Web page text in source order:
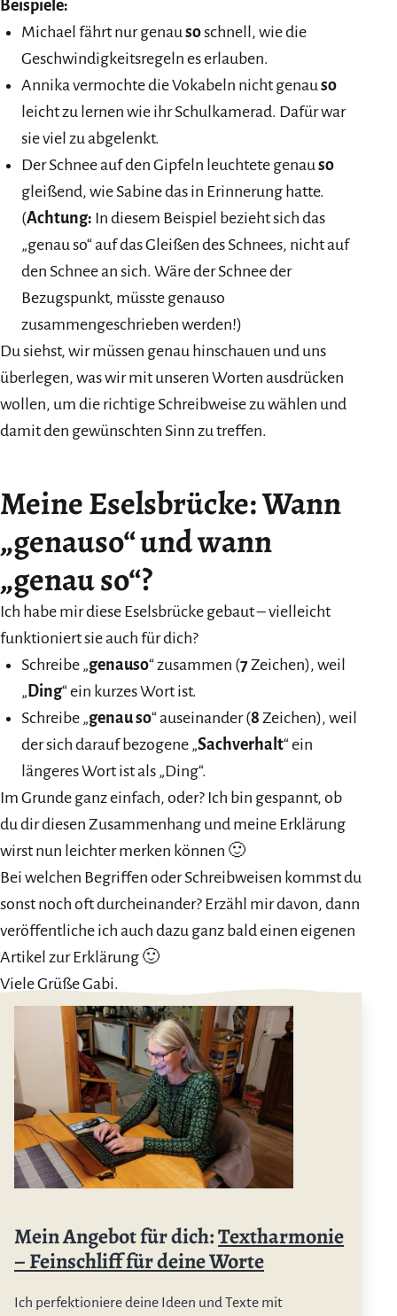
Beispiele:
Michael fährt nur genausoschnell, wie die
Geschwindigkeitsregeln es erlauben.
Annika vermochte die Vokabeln nicht genauso
leicht zu lernen wie ihr Schulkamerad. Dafür war
sie viel zu abgelenkt.
Der Schnee auf den Gipfeln leuchtete genauso
gleißend, wie Sabine das in Erinnerung hatte.
(Achtung: In diesem Beispiel bezieht sich das
„genau so“ auf das Gleißen des Schnees, nicht auf
den Schnee an sich. Wäre der Schnee der
Bezugspunkt, müsste genauso
zusammengeschrieben werden!)
Du siehst, wir müssen genau hinschauen und uns
überlegen, was wir mit unseren Worten ausdrücken
wollen, um die richtige Schreibweise zu wählen und
damit den gewünschten Sinn zu treffen.
Meine Eselsbrücke: Wann
„genauso“ und wann
„genau so“?
Ich habe mir diese Eselsbrücke gebaut – vielleicht
funktioniert sie auch für dich?
Schreibe „genauso“ zusammen (7 Zeichen), weil
„Ding“ ein kurzes Wort ist.
Schreibe „genau so“ auseinander (8 Zeichen), weil
der sich darauf bezogene „Sachverhalt“ ein
längeres Wort ist als „Ding“.
Im Grunde ganz einfach, oder? Ich bin gespannt, ob
du dir diesen Zusammenhang und meine Erklärung
wirst nun leichter merken können 🙂
Bei welchen Begriffen oder Schreibweisen kommst du
sonst noch oft durcheinander? Erzähl mir davon, dann
veröffentliche ich auch dazu ganz bald einen eigenen
Artikel zur Erklärung 🙂
Viele Grüße Gabi.
Mein Angebot für dich:Textharmonie
– Feinschliff für deine Worte
Ich perfektioniere deine Ideen und Texte mit